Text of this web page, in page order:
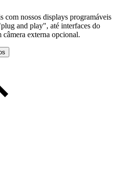
com nossos displays programáveis
and play", até interfaces do
câmera externa opcional.